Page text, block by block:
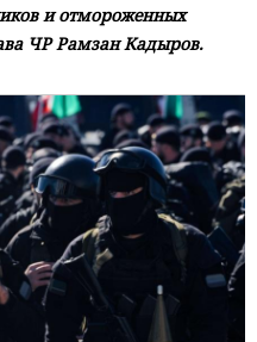
и отмороженных
ЧР Рамзан Кадыров.